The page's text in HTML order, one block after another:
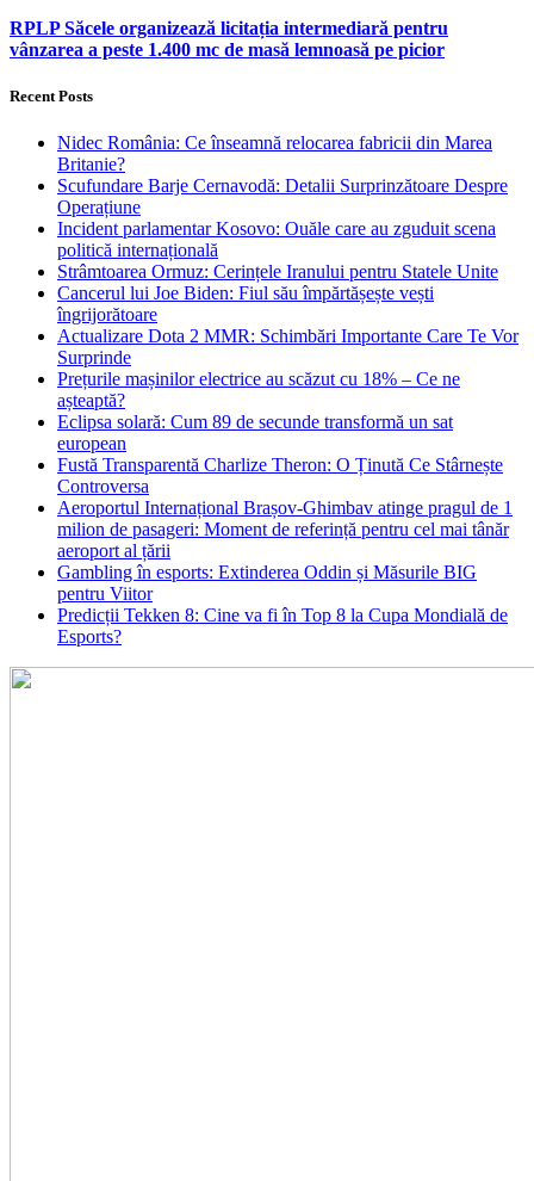
RPLP Săcele organizează licitația intermediară pentru
vânzarea a peste 1.400 mc de masă lemnoasă pe picior
Recent Posts
Nidec România: Ce înseamnă relocarea fabricii din Marea
Britanie?
Scufundare Barje Cernavodă: Detalii Surprinzătoare Despre
Operațiune
Incident parlamentar Kosovo: Ouăle care au zguduit scena
politică internațională
Strâmtoarea Ormuz: Cerințele Iranului pentru Statele Unite
Cancerul lui Joe Biden: Fiul său împărtășește vești
îngrijorătoare
Actualizare Dota 2 MMR: Schimbări Importante Care Te Vor
Surprinde
Prețurile mașinilor electrice au scăzut cu 18% – Ce ne
așteaptă?
Eclipsa solară: Cum 89 de secunde transformă un sat
european
Fustă Transparentă Charlize Theron: O Ținută Ce Stârnește
Controversa
Aeroportul Internațional Brașov‑Ghimbav atinge pragul de 1
milion de pasageri: Moment de referință pentru cel mai tânăr
aeroport al țării
Gambling în esports: Extinderea Oddin și Măsurile BIG
pentru Viitor
Predicții Tekken 8: Cine va fi în Top 8 la Cupa Mondială de
Esports?